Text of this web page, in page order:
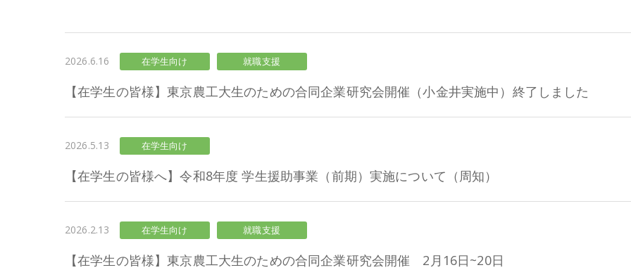
2026.6.16 在学生向け 就職支援
【在学生の皆様】東京農工大生のための合同企業研究会開催（小金井実施中）終了しました
2026.5.13 在学生向け
【在学生の皆様へ】令和8年度 学生援助事業（前期）実施について（周知）
2026.2.13 在学生向け 就職支援
【在学生の皆様】東京農工大生のための合同企業研究会開催 2月16日~20日